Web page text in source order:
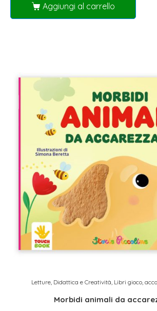
Aggiungi al carrello
Letture, Didattica e Creatività Libri gioco,
Morbidi animali da